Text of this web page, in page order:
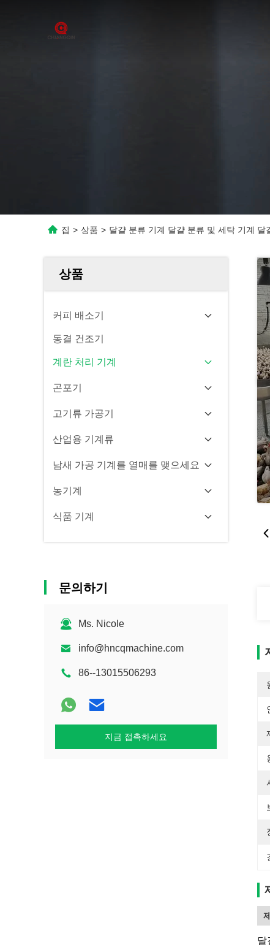
집 > 상품 > 달걀 분류 기계 달걀 분류 및 세탁 기계 달
상품
커피 배소기
동결 건조기
계란 처리 기계
곤포기
고기류 가공기
산업용 기계류
남새 가공 기계를 열매를 맺으세요
농기계
식품 기계
문의하기
Ms. Nicole
info@hncqmachine.com
86--13015506293
지금 접촉하세요
달